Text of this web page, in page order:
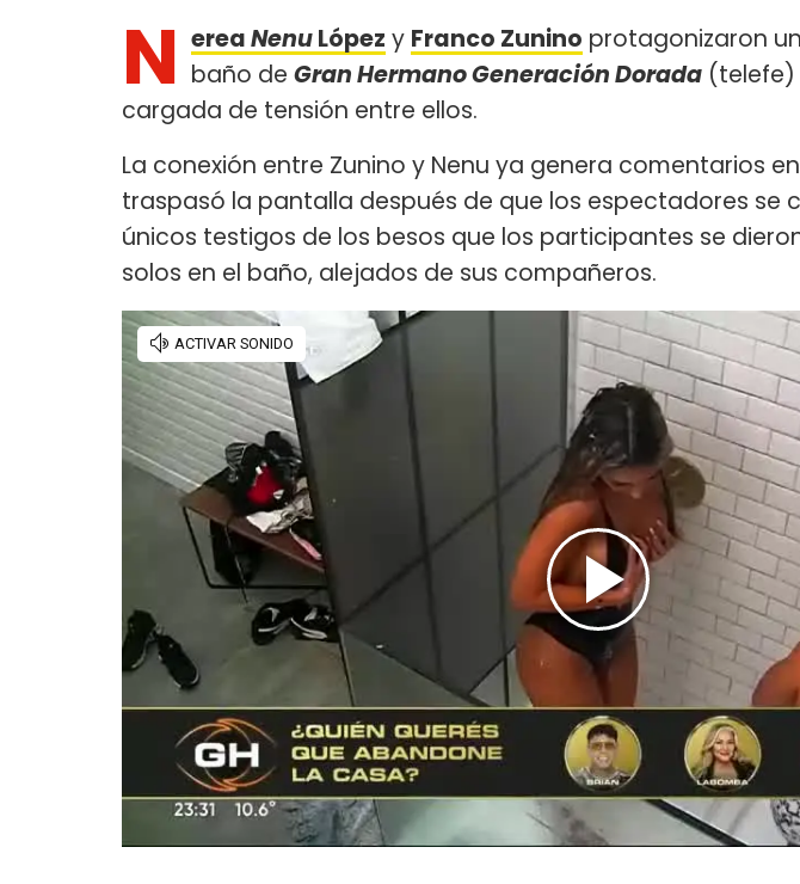
N ereaNenuLópez y Franco Zunino protagonizaron
baño de Gran Hermano Generación Dorada
cargada de tensión entre ellos.
La conexión entre Zunino y Nenu ya genera comentarios
traspasó la pantalla después de que los espectadores se
únicos testigos de los besos que los participantes se
solos en el baño, alejados de sus compañeros.